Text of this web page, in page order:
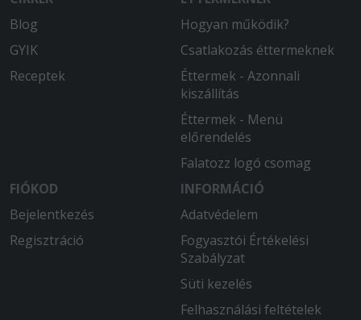
Blog
GYIK
Receptek
Hogyan működik?
Csatlakozás éttermeknek
Éttermek - Azonnali
kiszállítás
Éttermek - Menü
előrendelés
Falatozz logó csomag
FIÓKOD
Bejelentkezés
Regisztráció
INFORMÁCIÓ
Adatvédelem
Fogyasztói Értékelési
Szabályzat
Süti kezelés
Felhasználási feltételek